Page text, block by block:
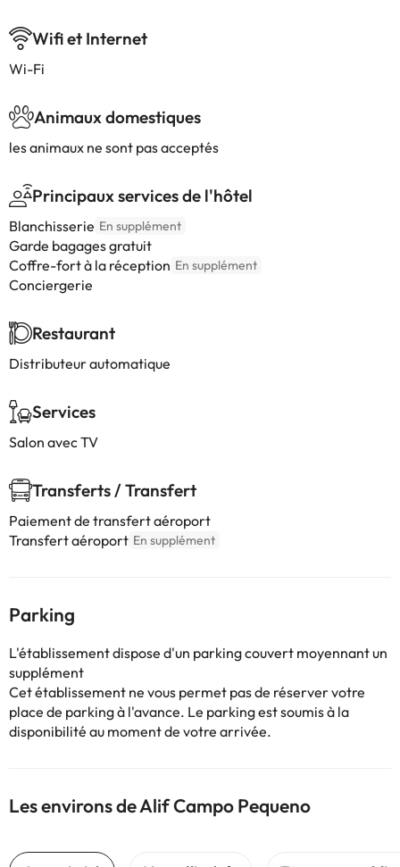
Wifi et Internet
Wi-Fi
Animaux domestiques
les animaux ne sont pas acceptés
Principaux services de l'hôtel
Blanchisserie En supplément
Garde bagages gratuit
Coffre-fort à la réception En supplément
Conciergerie
Restaurant
Distributeur automatique
Services
Salon avec TV
Transferts / Transfert
Paiement de transfert aéroport
Transfert aéroport En supplément
Parking
L'établissement dispose d'un parking couvert moyennant un
supplément
Cet établissement ne vous permet pas de réserver votre
place de parking à l'avance. Le parking est soumis à la
disponibilité au moment de votre arrivée.
Les environs de Alif Campo Pequeno